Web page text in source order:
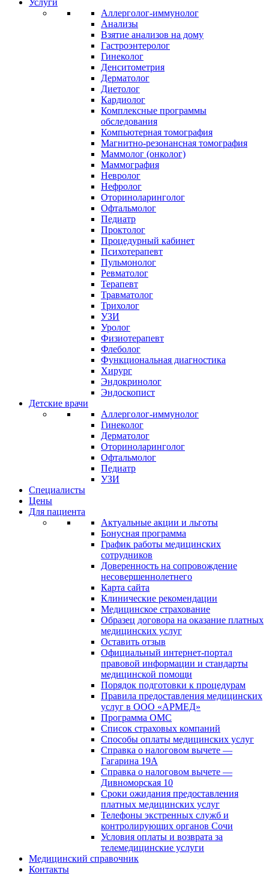
Услуги
Аллерголог-иммунолог
Анализы
Взятие анализов на дому
Гастроэнтеролог
Гинеколог
Денситометрия
Дерматолог
Диетолог
Кардиолог
Комплексные программы
обследования
Компьютерная томография
Магнитно-резонансная томография
Маммолог (онколог)
Маммография
Невролог
Нефролог
Оториноларинголог
Офтальмолог
Педиатр
Проктолог
Процедурный кабинет
Психотерапевт
Пульмонолог
Ревматолог
Терапевт
Травматолог
Трихолог
УЗИ
Уролог
Физиотерапевт
Флеболог
Функциональная диагностика
Хирург
Эндокринолог
Эндоскопист
Детские врачи
Аллерголог-иммунолог
Гинеколог
Дерматолог
Оториноларинголог
Офтальмолог
Педиатр
УЗИ
Специалисты
Цены
Для пациента
Актуальные акции и льготы
Бонусная программа
График работы медицинских
сотрудников
Доверенность на сопровождение
несовершеннолетнего
Карта сайта
Клинические рекомендации
Медицинское страхование
Образец договора на оказание платных
медицинских услуг
Оставить отзыв
Официальный интернет-портал
правовой информации и стандарты
медицинской помощи
Порядок подготовки к процедурам
Правила предоставления медицинских
услуг в ООО «АРМЕД»
Программа ОМС
Список страховых компаний
Способы оплаты медицинских услуг
Справка о налоговом вычете —
Гагарина 19А
Справка о налоговом вычете —
Дивноморская 10
Сроки ожидания предоставления
платных медицинских услуг
Телефоны экстренных служб и
контролирующих органов Сочи
Условия оплаты и возврата за
телемедицинские услуги
Медицинский справочник
Контакты